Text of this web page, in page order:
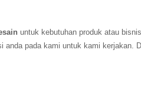
untuk kebutuhan produk atau
anda pada kami untuk kami kerjakan.